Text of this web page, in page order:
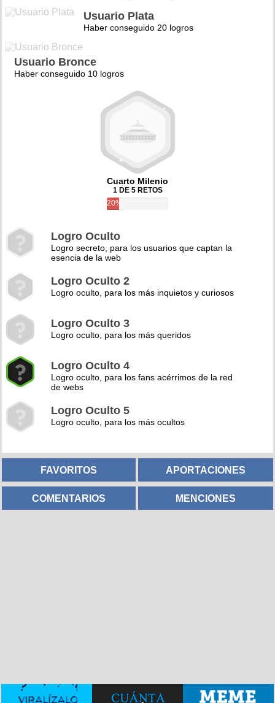
Usuario Plata
Haber conseguido 20 logros
Usuario Bronce
Haber conseguido 10 logros
Cuarto Milenio
1 DE 5 RETOS
20%
Logro Oculto
Logro secreto, para los usuarios que captan la
esencia de la web
Logro Oculto 2
Logro oculto, para los más inquietos y curiosos
Logro Oculto 3
Logro oculto, para los más queridos
Logro Oculto 4
Logro oculto, para los fans acérrimos de la red
de webs
Logro Oculto 5
Logro oculto, para los más ocultos
FAVORITOS APORTACIONES
COMENTARIOS MENCIONES